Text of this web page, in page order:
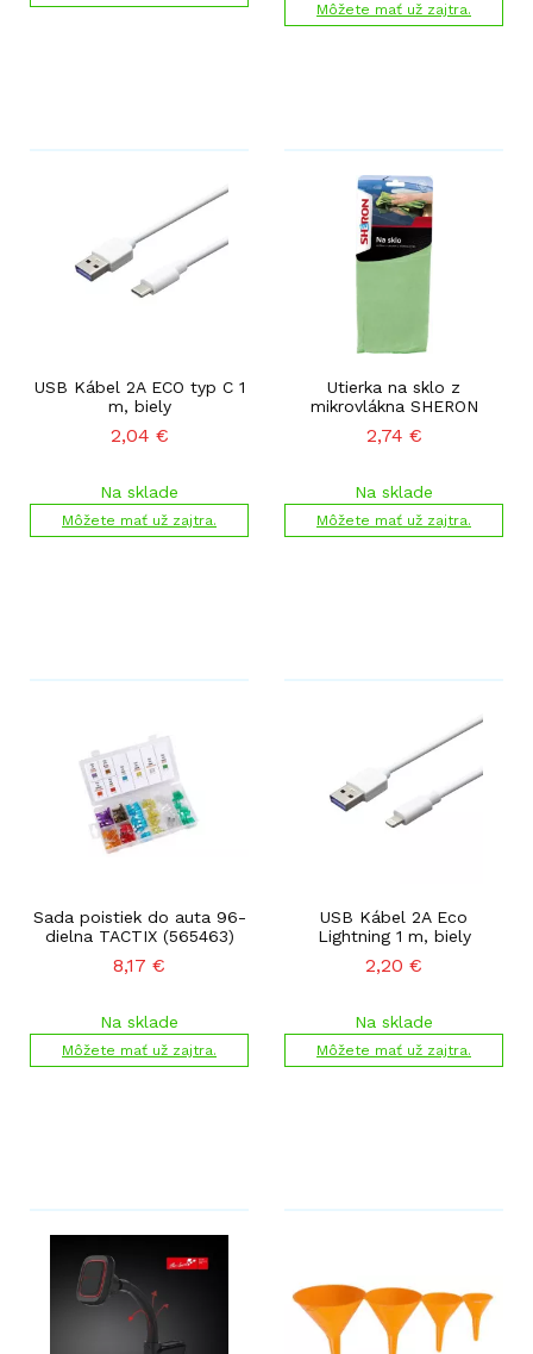
Môžete mať už zajtra.
USB Kábel 2A ECO typ C 1
m, biely
2,04 €
Na sklade
Môžete mať už zajtra.
Utierka na sklo z
mikrovlákna SHERON
2,74 €
Na sklade
Môžete mať už zajtra.
Sada poistiek do auta 96-
dielna TACTIX (565463)
8,17 €
Na sklade
Môžete mať už zajtra.
USB Kábel 2A Eco
Lightning 1 m, biely
2,20 €
Na sklade
Môžete mať už zajtra.